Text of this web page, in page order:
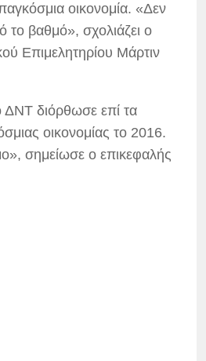
οικονομία. «Δεν
το βαθμό», σχολιάζει ο
Επιμελητηρίου Μάρτιν
ΔΝΤ διόρθωσε επί τα
οικονομίας το 2016.
σημείωσε ο επικεφαλής